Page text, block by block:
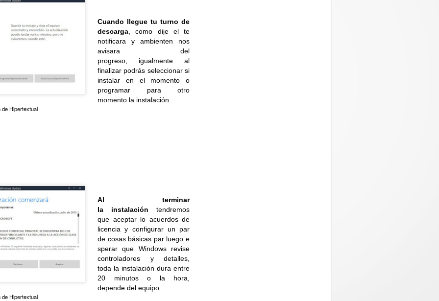
de Hipertextual
Cuando llegue tu turno de
descarga , como dije el te
notificara y ambienten nos
avisara del
progreso, igualmente al
finalizar podrás seleccionar si
instalar en el momento o
programar para otro
momento la instalación
de Hipertextual
Al terminar
la instalación tendremos
que aceptar lo acuerdos de
licencia y configurar un par
de cosas básicas par luego e
sperar que Windows revise
controladores y detalles,
toda la instalación dura entre
20 minutos o la hora,
depende del equipo.
gafas inteligentes
en colaboración con Gentle Monster y Warby Parker, los
lentes inteligentes combinan la IA con la comodidad para el uso
Pizza Hut fortalece su presencia en el Centro
Histórico con una nueva tienda en el corazón de San
Salvador
apertura en El Salvador la marca inaugura su restaurante 86,
el empleo y revitalizando un espacio clave de la capital...